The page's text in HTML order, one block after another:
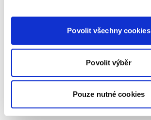
Povolit všechny cookies
Povolit výběr
Pouze nutné cookies